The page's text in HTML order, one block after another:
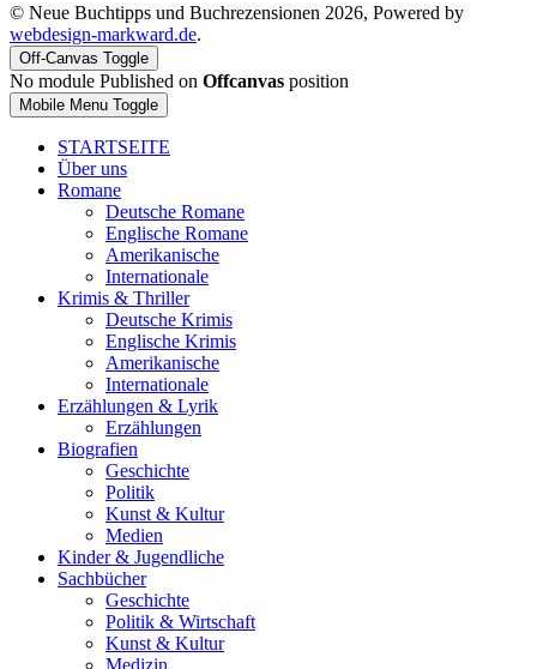
© Neue Buchtipps und Buchrezensionen 2026, Powered by
webdesign-markward.de.
Off-Canvas Toggle
No module Published on Offcanvas position
Mobile Menu Toggle
STARTSEITE
Über uns
Romane
Deutsche Romane
Englische Romane
Amerikanische
Internationale
Krimis & Thriller
Deutsche Krimis
Englische Krimis
Amerikanische
Internationale
Erzählungen & Lyrik
Erzählungen
Biografien
Geschichte
Politik
Kunst & Kultur
Medien
Kinder & Jugendliche
Sachbücher
Geschichte
Politik & Wirtschaft
Kunst & Kultur
Medizin